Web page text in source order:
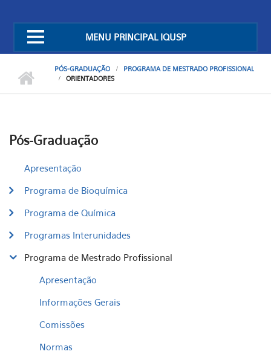
MENU PRINCIPAL IQUSP
PÓS-GRADUAÇÃO
PROGRAMA DE MESTRADO PROFISSIONAL
ORIENTADORES
Pós-Graduação
Apresentação
Programa de Bioquímica
Programa de Química
Programas Interunidades
Programa de Mestrado Profissional
Apresentação
Informações Gerais
Comissões
Normas